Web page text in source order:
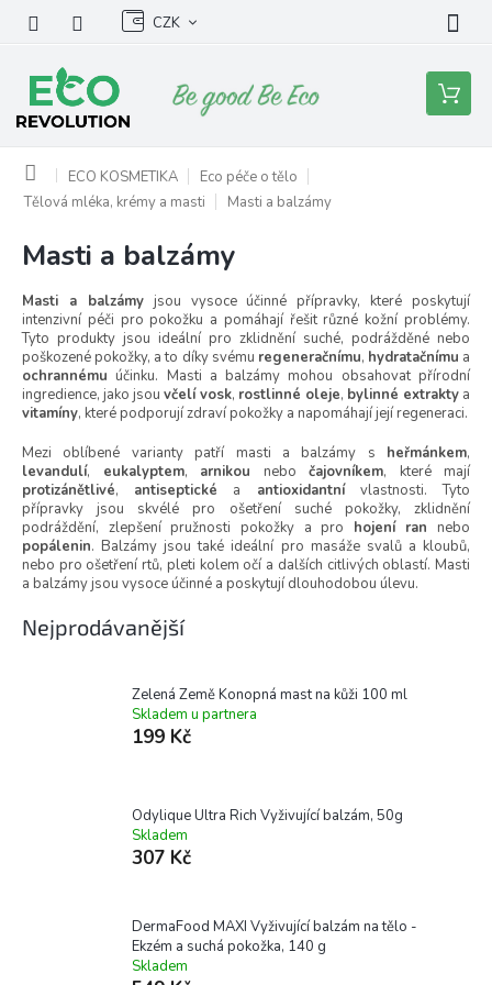
obsah
CZK
Nákupní
košík
Domů ECO KOSMETIKA
Eco péče o tělo
Tělová mléka, krémy a masti
Masti a balzámy
Masti a balzámy
Masti a balzámyjsou vysoce účinné přípravky, které poskytují
intenzivní péči pro pokožku a pomáhají řešit různé kožní problémy.
Tyto produkty jsou ideální pro zklidnění suché, podrážděné nebo
poškozené pokožky, a to díky svému regeneračnímu, hydratačnímu a
ochrannému účinku. Masti a balzámy mohou obsahovat přírodní
ingredience, jako jsou včelí vosk, rostlinné oleje, bylinné extrakty a
vitamíny, které podporují zdraví pokožky a napomáhají její regeneraci.
Mezi oblíbené varianty patří masti a balzámy s heřmánkem,
levandulí, eukalyptem, arnikou nebo čajovníkem, které mají
protizánětlivé, antiseptické a antioxidantnívlastnosti. Tyto
přípravky jsou skvélé pro ošetření suché pokožky, zklidnění
podráždění, zlepšení pružnosti pokožky a pro hojení ran nebo
popálenin. Balzámy jsou také ideální pro masáže svalů a kloubů,
nebo pro ošetření rtů, pleti kolem očí a dalších citlivých oblastí. Masti
a balzámy jsou vysoce účinné a poskytují dlouhodobou úlevu.
Nejprodávanější
Zelená Země Konopná mast na kůži 100 ml
Skladem u partnera
199 Kč
Odylique Ultra Rich Vyživující balzám, 50g
Skladem
307 Kč
DermaFood MAXI Vyživující balzám na tělo -
Ekzém a suchá pokožka, 140 g
Skladem